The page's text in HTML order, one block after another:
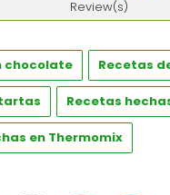
Review(s)
chocolate Recetas
Recetas
en Thermomix